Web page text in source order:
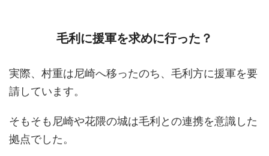
毛利に援軍を求めに行った？
実際、村重は尼崎へ移ったのち、毛利方に援軍を要
請しています。
そもそも尼崎や花隈の城は毛利との連携を意識した
拠点でした。